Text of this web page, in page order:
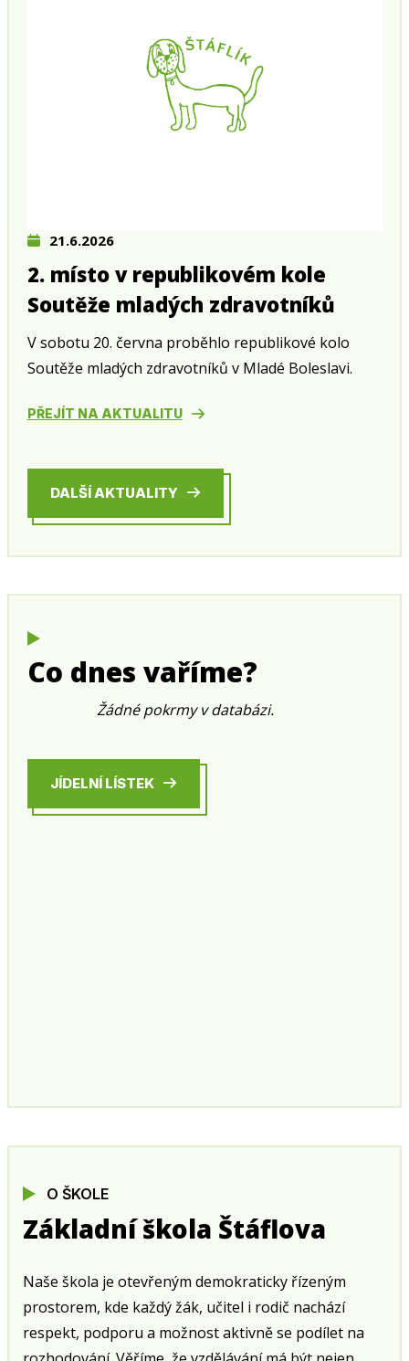
21.6.2026
2. místo v republikovém kole
Soutěže mladých zdravotníků
V sobotu 20. června proběhlo republikové kolo
Soutěže mladých zdravotníků v Mladé Boleslavi.
PŘEJÍT NA AKTUALITU
DALŠÍ AKTUALITY
Co dnes vaříme?
Žádné pokrmy v databázi.
JÍDELNÍ LÍSTEK
O ŠKOLE
Základní škola Štáflova
Naše škola je otevřeným demokraticky řízeným
prostorem, kde každý žák, učitel i rodič nachází
respekt, podporu a možnost aktivně se podílet na